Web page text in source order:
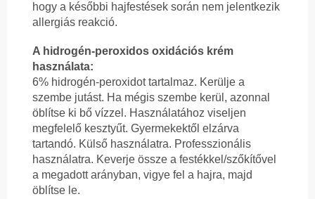
hogy a későbbi hajfestések során nem jelentkezik
allergiás reakció.
A hidrogén-peroxidos oxidációs krém
használata:
6% hidrogén-peroxidot tartalmaz. Kerülje a
szembe jutást. Ha mégis szembe kerül, azonnal
öblítse ki bő vízzel. Használatához viseljen
megfelelő kesztyűt. Gyermekektől elzárva
tartandó. Külső használatra. Professzionális
használatra. Keverje össze a festékkel/szőkítővel
a megadott arányban, vigye fel a hajra, majd
öblítse le.